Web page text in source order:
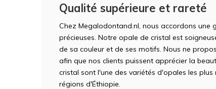
Qualité supérieure et rareté
Chez Megalodontand.nl, nous accordons
précieuses. Notre opale de cristal est
de sa couleur et de ses motifs. Nous ne
afin que nos clients puissent apprécier la
cristal sont l'une des variétés d'opales les
régions d'Éthiopie.